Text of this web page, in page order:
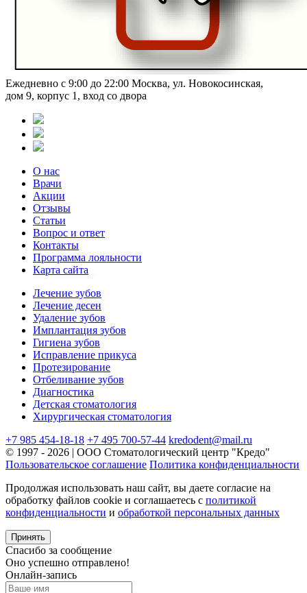
Ежедневно с 9:00 до 22:00 Москва, ул. Новокосинская,
дом 9, корпус 1, вход со двора
О нас
Врачи
Акции
Отзывы
Статьи
Вопрос и ответ
Контакты
Программа лояльности
Карта сайта
Лечение зубов
Лечение десен
Удаление зубов
Имплантация зубов
Гигиена зубов
Исправление прикуса
Протезирование
Отбеливание зубов
Диагностика
Детская стоматология
Хирургическая стоматология
+7 985 454-18-18 +7 495 700-57-44 kredodent@mail.ru
© 1997 - 2026 | ООО Стоматологический центр "Кредо"
Пользовательское соглашение Политика конфиденциальности
Продолжая использовать наш сайт, вы даете согласие на
обработку файлов cookie и соглашаетесь с политикой
конфиденциальности и обработкой персональных данных
Принять
Спасибо за сообщение
Оно успешно отправлено!
Онлайн-запись